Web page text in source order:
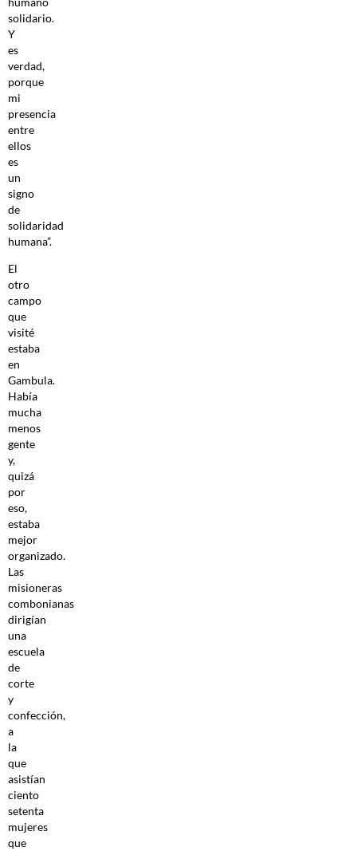
solidario.
Y
es
verdad,
porque
mi
presencia
entre
ellos
es
un
signo
de
solidaridad
humana”.
El
otro
campo
que
visité
estaba
en
Gambula.
Había
mucha
menos
gente
y,
quizá
por
eso,
estaba
mejor
organizado.
Las
misioneras
combonianas
dirigían
una
escuela
de
corte
y
confección,
a
la
que
asistían
ciento
setenta
mujeres
que